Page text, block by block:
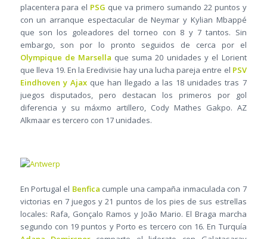
placentera para el PSG que va primero sumando 22 puntos y
con un arranque espectacular de Neymar y Kylian Mbappé
que son los goleadores del torneo con 8 y 7 tantos. Sin
embargo, son por lo pronto seguidos de cerca por el
Olympique de Marsella que suma 20 unidades y el Lorient
que lleva 19. En la Eredivisie hay una lucha pareja entre el PSV
Eindhoven y Ajaxque han llegado a las 18 unidades tras 7
juegos disputados, pero destacan los primeros por gol
diferencia y su máxmo artillero, Cody Mathes Gakpo. AZ
Alkmaar es tercero con 17 unidades.
En Portugal el Benfica cumple una campaña inmaculada con 7
victorias en 7 juegos y 21 puntos de los pies de sus estrellas
locales: Rafa, Gonçalo Ramos y João Mario. El Braga marcha
segundo con 19 puntos y Porto es tercero con 16. En Turquía